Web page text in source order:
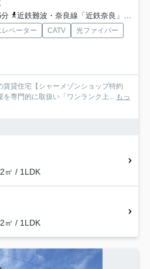
近鉄難波・奈良線「近鉄奈良」駅 徒歩10分
レベーター CATV
光ファイバー
貸住宅【シャーメゾンショップ特約
を専門的に取扱い「ワンランク上... もっ
㎡ / 1LDK
㎡ / 1LDK